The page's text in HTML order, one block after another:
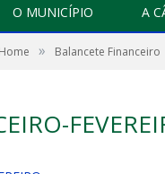
O MUNICÍPIO A
Home » Balancete Financeiro